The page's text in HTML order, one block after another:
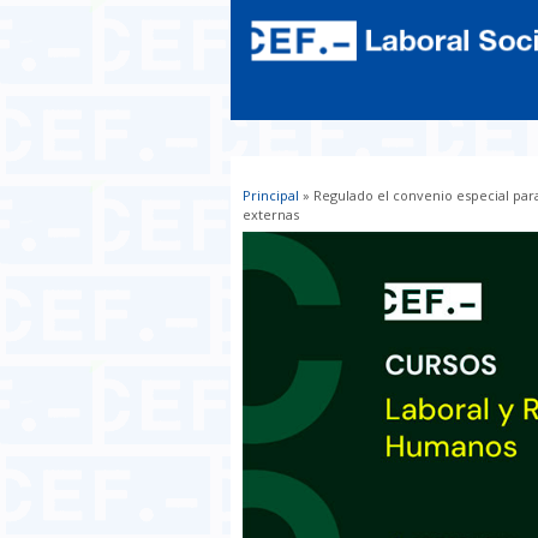
Usted está aquí
Principal » Regulado el convenio especial
externas